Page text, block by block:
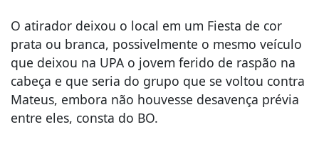
O atirador deixou o local em um Fiesta de cor
prata ou branca, possivelmente o mesmo veículo
que deixou na UPA o jovem ferido de raspão na
cabeça e que seria do grupo que se voltou contra
Mateus, embora não houvesse desavença prévia
entre eles, consta do BO.